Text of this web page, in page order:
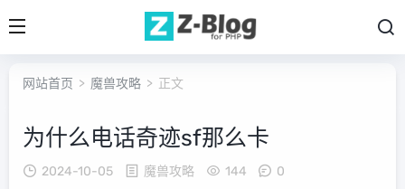
网站首页 > 魔兽攻略 > 正文
为什么电话奇迹sf那么卡
2024-10-05 魔兽攻略 144 0